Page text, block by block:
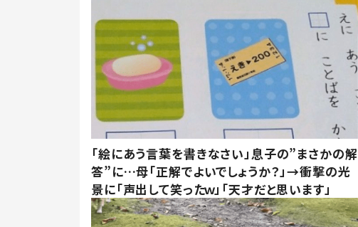
「絵にあう言葉を書きなさい」息子の”まさかの解
答”に…母「正解でよいでしょうか？」→衝撃の光
景に「声出して笑ったｗ」「天才だと思います」